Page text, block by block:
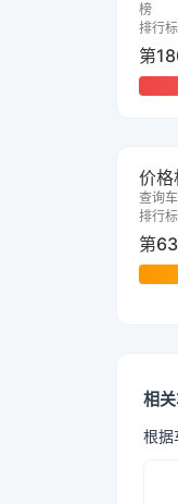
榜
排行
第
价格
查询
排行
第
相
根据